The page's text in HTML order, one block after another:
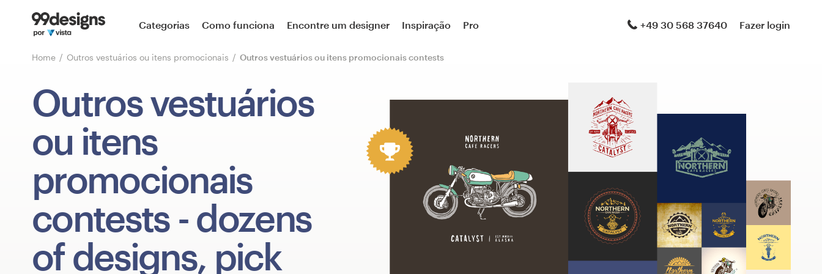
Categorias Como funciona Encontre um designer Inspiração Pro +49 30 568 37640 Fazer login
Home Outros vestuários ou itens promocionais Outros vestuários ou itens promocionais contests
Outros vestuários
ou itens
promocionais
contests - dozens
of designs, pick
Página inicial
Pesquisar categorias
Encontre um designer
Inspiração
99designs Pro
Serviços
design